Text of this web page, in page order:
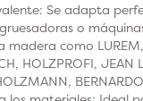
Se adapta
o
como LUREM,
HOLZPROFI, JEAN